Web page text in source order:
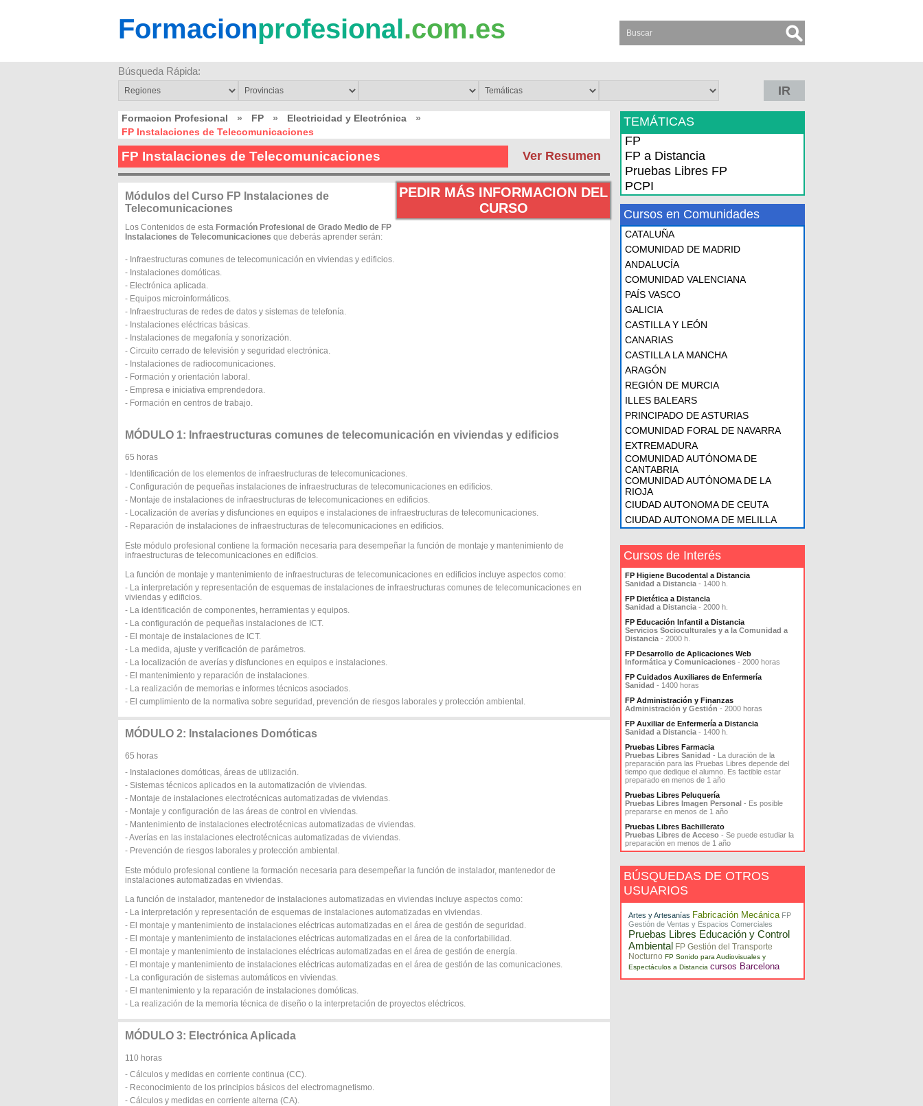
Formacionprofesional.com.es
Búsqueda Rápida:
IR
Formacion Profesional » FP » Electricidad y Electrónica
»
FP Instalaciones de Telecomunicaciones
Ver Resumen
FP Instalaciones de Telecomunicaciones
PEDIR MÁS INFORMACION DEL
CURSO
Módulos del Curso FP Instalaciones de
Telecomunicaciones
Los Contenidos de esta Formación Profesional de Grado Medio de FP
Instalaciones de Telecomunicaciones que deberás aprender serán:
- Infraestructuras comunes de telecomunicación en viviendas y edificios.
- Instalaciones domóticas.
- Electrónica aplicada.
- Equipos microinformáticos.
- Infraestructuras de redes de datos y sistemas de telefonía.
- Instalaciones eléctricas básicas.
- Instalaciones de megafonía y sonorización.
- Circuito cerrado de televisión y seguridad electrónica.
- Instalaciones de radiocomunicaciones.
- Formación y orientación laboral.
- Empresa e iniciativa emprendedora.
- Formación en centros de trabajo.
MÓDULO 1: Infraestructuras comunes de telecomunicación en viviendas y edificios
65 horas
- Identificación de los elementos de infraestructuras de telecomunicaciones.
- Configuración de pequeñas instalaciones de infraestructuras de telecomunicaciones en edificios.
- Montaje de instalaciones de infraestructuras de telecomunicaciones en edificios.
- Localización de averías y disfunciones en equipos e instalaciones de infraestructuras de telecomunicaciones.
- Reparación de instalaciones de infraestructuras de telecomunicaciones en edificios.
Este módulo profesional contiene la formación necesaria para desempeñar la función de montaje y mantenimiento de
infraestructuras de telecomunicaciones en edificios.
La función de montaje y mantenimiento de infraestructuras de telecomunicaciones en edificios incluye aspectos como:
- La interpretación y representación de esquemas de instalaciones de infraestructuras comunes de telecomunicaciones en
viviendas y edificios.
- La identificación de componentes, herramientas y equipos.
- La configuración de pequeñas instalaciones de ICT.
- El montaje de instalaciones de ICT.
- La medida, ajuste y verificación de parámetros.
- La localización de averías y disfunciones en equipos e instalaciones.
- El mantenimiento y reparación de instalaciones.
- La realización de memorias e informes técnicos asociados.
- El cumplimiento de la normativa sobre seguridad, prevención de riesgos laborales y protección ambiental.
MÓDULO 2: Instalaciones Domóticas
65 horas
- Instalaciones domóticas, áreas de utilización.
- Sistemas técnicos aplicados en la automatización de viviendas.
- Montaje de instalaciones electrotécnicas automatizadas de viviendas.
- Montaje y configuración de las áreas de control en viviendas.
- Mantenimiento de instalaciones electrotécnicas automatizadas de viviendas.
- Averías en las instalaciones electrotécnicas automatizadas de viviendas.
- Prevención de riesgos laborales y protección ambiental.
Este módulo profesional contiene la formación necesaria para desempeñar la función de instalador, mantenedor de
instalaciones automatizadas en viviendas.
La función de instalador, mantenedor de instalaciones automatizadas en viviendas incluye aspectos como:
- La interpretación y representación de esquemas de instalaciones automatizadas en viviendas.
- El montaje y mantenimiento de instalaciones eléctricas automatizadas en el área de gestión de seguridad.
- El montaje y mantenimiento de instalaciones eléctricas automatizadas en el área de la confortabilidad.
- El montaje y mantenimiento de instalaciones eléctricas automatizadas en el área de gestión de energía.
- El montaje y mantenimiento de instalaciones eléctricas automatizadas en el área de gestión de las comunicaciones.
- La configuración de sistemas automáticos en viviendas.
- El mantenimiento y la reparación de instalaciones domóticas.
- La realización de la memoria técnica de diseño o la interpretación de proyectos eléctricos.
MÓDULO 3: Electrónica Aplicada
110 horas
- Cálculos y medidas en corriente continua (CC).
- Reconocimiento de los principios básicos del electromagnetismo.
- Cálculos y medidas en corriente alterna (CA).
TEMÁTICAS
FP
FP a Distancia
Pruebas Libres FP
PCPI
Cursos en Comunidades
CATALUÑA
COMUNIDAD DE MADRID
ANDALUCÍA
COMUNIDAD VALENCIANA
PAÍS VASCO
GALICIA
CASTILLA Y LEÓN
CANARIAS
CASTILLA LA MANCHA
ARAGÓN
REGIÓN DE MURCIA
ILLES BALEARS
PRINCIPADO DE ASTURIAS
COMUNIDAD FORAL DE NAVARRA
EXTREMADURA
COMUNIDAD AUTÓNOMA DE
CANTABRIA
COMUNIDAD AUTÓNOMA DE LA
RIOJA
CIUDAD AUTONOMA DE CEUTA
CIUDAD AUTONOMA DE MELILLA
Cursos de Interés
FP Higiene Bucodental a Distancia
Sanidad a Distancia - 1400 h.
FP Dietética a Distancia
Sanidad a Distancia - 2000 h.
FP Educación Infantil a Distancia
Servicios Socioculturales y a la Comunidad a
Distancia - 2000 h.
FP Desarrollo de Aplicaciones Web
Informática y Comunicaciones - 2000 horas
FP Cuidados Auxiliares de Enfermería
Sanidad - 1400 horas
FP Administración y Finanzas
Administración y Gestión - 2000 horas
FP Auxiliar de Enfermería a Distancia
Sanidad a Distancia - 1400 h.
Pruebas Libres Farmacia
Pruebas Libres Sanidad - La duración de la
preparación para las Pruebas Libres depende del
tiempo que dedique el alumno. Es factible estar
preparado en menos de 1 año
Pruebas Libres Peluquería
Pruebas Libres Imagen Personal - Es posible
prepararse en menos de 1 año
Pruebas Libres Bachillerato
Pruebas Libres de Acceso - Se puede estudiar la
preparación en menos de 1 año
BÚSQUEDAS DE OTROS
USUARIOS
Artes y Artesanías Fabricación Mecánica FP
Gestión de Ventas y Espacios Comerciales
Pruebas Libres Educación y Control
Ambiental FP Gestión del Transporte
Nocturno FP Sonido para Audiovisuales y
Espectáculos a Distancia cursos Barcelona